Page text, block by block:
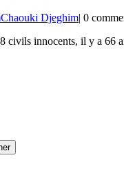
Chaouki Djeghim| 0
civils innocents, il y a 66